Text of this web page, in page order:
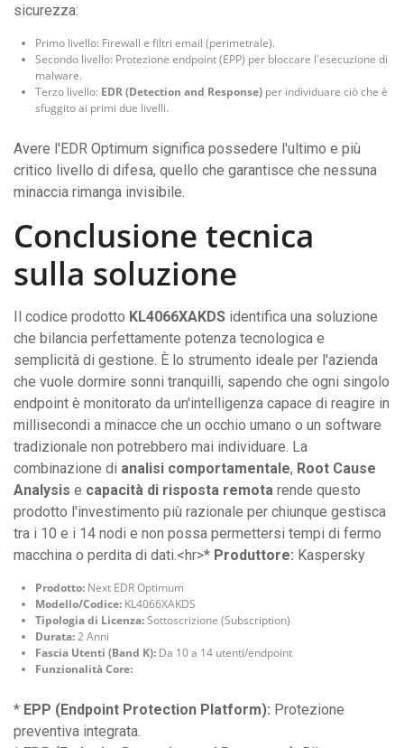
sicurezza:
Primo livello: Firewall e filtri email (perimetrale).
Secondo livello: Protezione endpoint (EPP) per bloccare l'esecuzione di
malware.
Terzo livello: EDR (Detection and Response) per individuare ciò che è
sfuggito ai primi due livelli.
Avere l'EDR Optimum significa possedere l'ultimo e più
critico livello di difesa, quello che garantisce che nessuna
minaccia rimanga invisibile.
Conclusione tecnica
sulla soluzione
Il codice prodotto KL4066XAKDS identifica una soluzione
che bilancia perfettamente potenza tecnologica e
semplicità di gestione. È lo strumento ideale per l'azienda
che vuole dormire sonni tranquilli, sapendo che ogni singolo
endpoint è monitorato da un'intelligenza capace di reagire in
millisecondi a minacce che un occhio umano o un software
tradizionale non potrebbero mai individuare. La
combinazione di analisi comportamentale, Root Cause
Analysis e capacità di risposta remota rende questo
prodotto l'investimento più razionale per chiunque gestisca
tra i 10 e i 14 nodi e non possa permettersi tempi di fermo
macchina o perdita di dati.<hr>* Produttore: Kaspersky
Prodotto: Next EDR Optimum
Modello/Codice: KL4066XAKDS
Tipologia di Licenza:Sottoscrizione (Subscription)
Durata:2 Anni
Fascia Utenti (Band K): Da 10 a 14 utenti/endpoint
Funzionalità Core:
* EPP (Endpoint Protection Platform): Protezione
preventiva integrata.